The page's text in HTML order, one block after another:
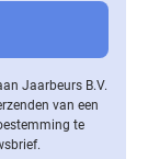
Jaarbeurs B.V.
van een
te